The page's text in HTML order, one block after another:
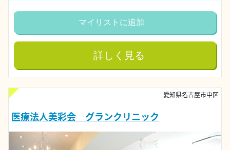
マイリストに追加
詳しく見る
愛知県名古屋市中区
医療法人美彩会 グランクリニック